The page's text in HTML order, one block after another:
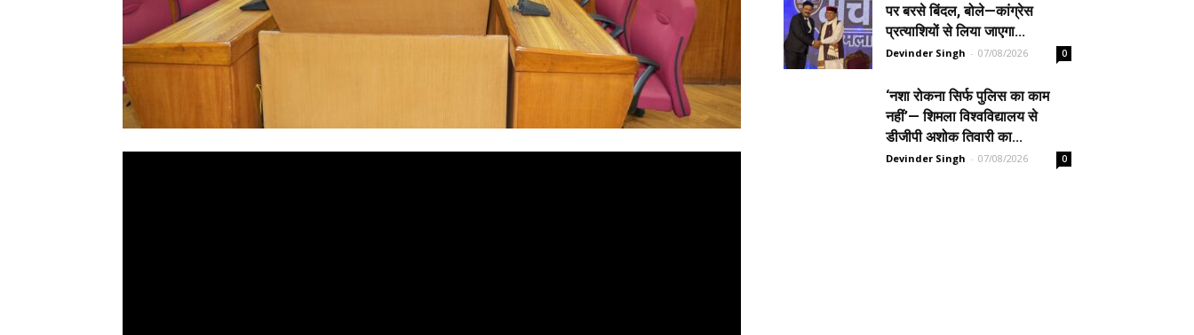
पर बरसे बिंदल, बोले—कांग्रेस
प्रत्याशियों से लिया जाएगा...
Devinder Singh - 07/08/2026 0
‘नशा रोकना सिर्फ पुलिस का काम
नहीं’— शिमला विश्वविद्यालय से
डीजीपी अशोक तिवारी का...
Devinder Singh - 07/08/2026 0